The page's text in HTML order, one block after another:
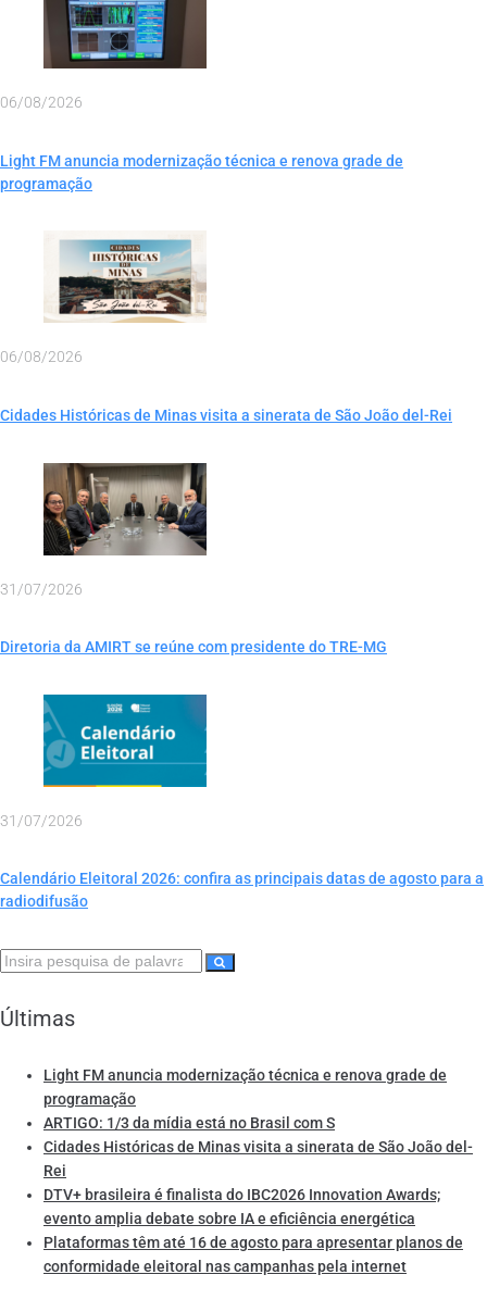
06/08/2026
Light FM anuncia modernização técnica e renova grade de
programação
06/08/2026
Cidades Históricas de Minas visita a sinerata de São João del-Rei
31/07/2026
Diretoria da AMIRT se reúne com presidente do TRE-MG
31/07/2026
Calendário Eleitoral 2026: confira as principais datas de agosto para a
radiodifusão
Últimas
Light FM anuncia modernização técnica e renova grade de
programação
ARTIGO: 1/3 da mídia está no Brasil com S
Cidades Históricas de Minas visita a sinerata de São João del-
Rei
DTV+ brasileira é finalista do IBC2026 Innovation Awards;
evento amplia debate sobre IA e eficiência energética
Plataformas têm até 16 de agosto para apresentar planos de
conformidade eleitoral nas campanhas pela internet